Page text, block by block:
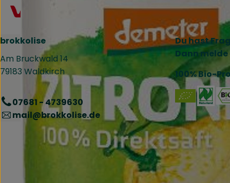
brokkolise
Am Bruckwald 14
79183 Waldkirch
07681 - 4739630
mail@brokkolise.de
Du hast
Dann
100% Bio-